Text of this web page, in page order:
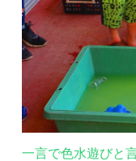
一言で色水遊びと